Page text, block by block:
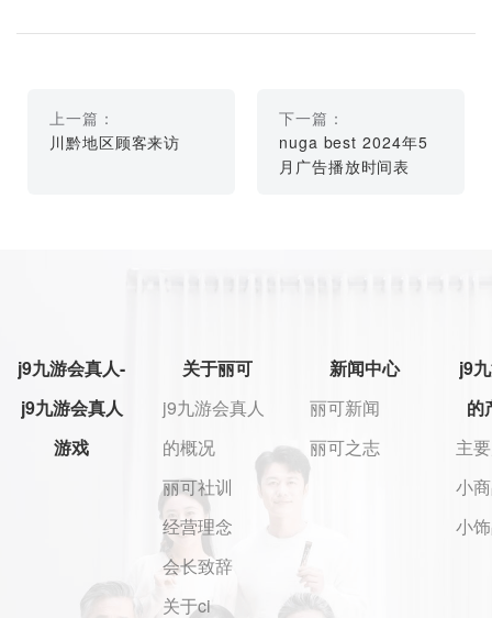
上一篇：
川黔地区顾客来访
下一篇：
nuga best 2024年5
月广告播放时间表
j9九游会真人-
j9九游会真人
游戏
关于丽可
j9九游会真人
的概况
丽可社训
经营理念
会长致辞
关于ci
新闻中心
丽可新闻
丽可之志
j9
的
主
小
小